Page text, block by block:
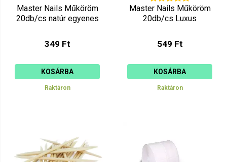
Master Nails Műköröm
20db/cs natúr egyenes
349 Ft
KOSÁRBA
Raktáron
Master Nails Műköröm
20db/cs Luxus
549 Ft
KOSÁRBA
Raktáron